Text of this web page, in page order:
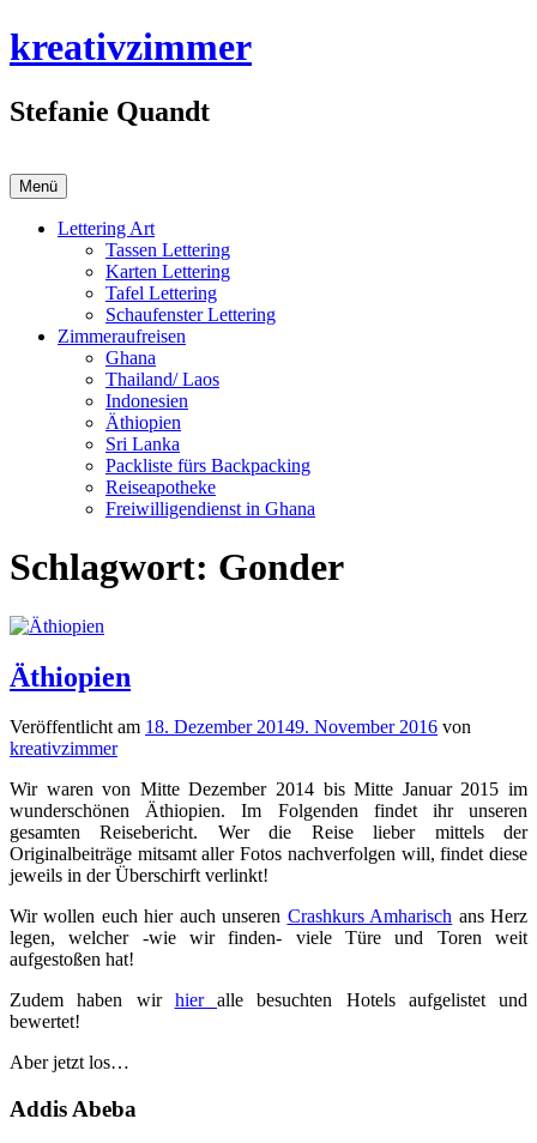
Zum
Inhalt
kreativzimmer
Stefanie Quandt
Menü
Lettering Art
Tassen Lettering
Karten Lettering
Tafel Lettering
Schaufenster Lettering
Zimmeraufreisen
Ghana
Thailand/ Laos
Indonesien
Äthiopien
Sri Lanka
Packliste fürs Backpacking
Reiseapotheke
Freiwilligendienst in Ghana
Schlagwort: Gonder
Äthiopien
Veröffentlicht am 18. Dezember 20149. November 2016 von
kreativzimmer
Wir waren von Mitte Dezember 2014 bis Mitte Januar 2015 im
wunderschönen Äthiopien. Im Folgenden findet ihr unseren
gesamten Reisebericht. Wer die Reise lieber mittels der
Originalbeiträge mitsamt aller Fotos nachverfolgen will, findet diese
jeweils in der Überschirft verlinkt!
Wir wollen euch hier auch unseren Crashkurs Amharisch ans Herz
legen, welcher -wie wir finden- viele Türe und Toren weit
aufgestoßen hat!
Zudem haben wir hier
alle besuchten Hotels aufgelistet und
bewertet!
Aber jetzt los…
Addis Abeba